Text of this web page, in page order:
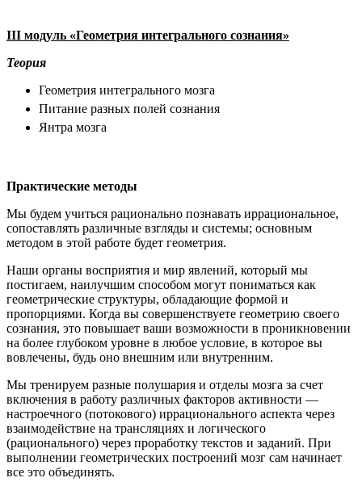
III модуль «Геометрия интегрального сознания»
Теория
Геометрия интегрального мозга
Питание разных полей сознания
Янтра мозга
Практические методы
Мы будем учиться рационально познавать иррациональное,
сопоставлять различные взгляды и системы; основным
методом в этой работе будет геометрия.
Наши органы восприятия и мир явлений, который мы
постигаем, наилучшим способом могут пониматься как
геометрические структуры, обладающие формой и
пропорциями. Когда вы совершенствуете геометрию своего
сознания, это повышает ваши возможности в проникновении
на более глубоком уровне в любое условие, в которое вы
вовлечены, будь оно внешним или внутренним.
Мы тренируем разные полушария и отделы мозга за счет
включения в работу различных факторов активности —
настроечного (потокового) иррационального аспекта через
взаимодействие на трансляциях и логического
(рационального) через проработку текстов и заданий. При
выполнении геометрических построений мозг сам начинает
все это объединять.